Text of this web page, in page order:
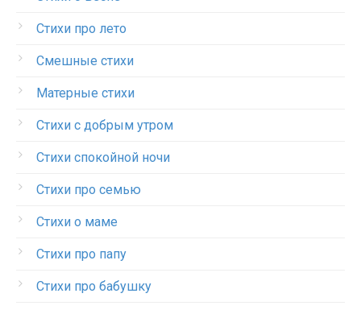
Стихи про лето
Смешные стихи
Матерные стихи
Стихи с добрым утром
Стихи спокойной ночи
Стихи про семью
Стихи о маме
Стихи про папу
Стихи про бабушку